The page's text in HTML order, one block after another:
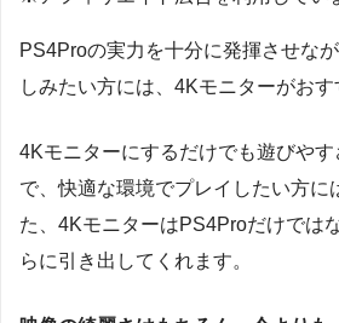
PS4Proの実力を十分に発揮させな
しみたい方には、4Kモニターがおす
4Kモニターにするだけでも遊びや
で、快適な環境でプレイしたい方に
た、4KモニターはPS4Proだけでは
らに引き出してくれます。